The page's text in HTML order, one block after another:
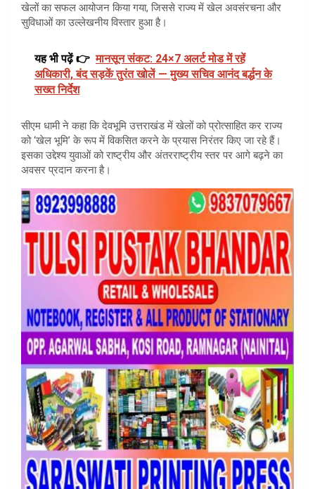
खेलों का सफल आयोजन किया गया, जिससे राज्य में खेल अवसंरचना और
सुविधाओं का उल्लेखनीय विस्तार हुआ है।
यह भी पढ़ें 👉 मानसून संकट: 24×7 अलर्ट मोड में रहें
अधिकारी, बंद सड़कें तुरंत खोलें — मुख्य सचिव आनंद बर्द्धन के
सख्त निर्देश
सीएम धामी ने कहा कि देवभूमि उत्तराखंड में खेलों को प्रोत्साहित कर राज्य
को ‘खेल भूमि’ के रूप में विकसित करने के प्रयास निरंतर किए जा रहे हैं।
इसका उद्देश्य युवाओं को राष्ट्रीय और अंतरराष्ट्रीय स्तर पर आगे बढ़ने का
अवसर प्रदान करना है।